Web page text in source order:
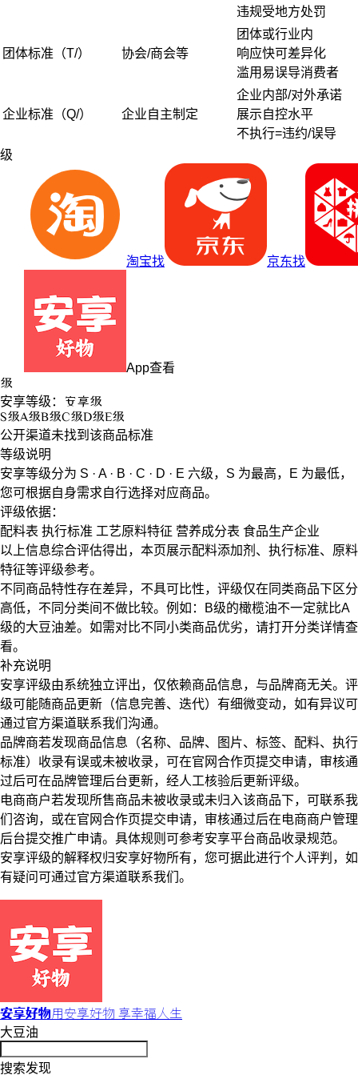
违规受地方处罚
团体标准（T/） 协会/商会等
团体或行业内
响应快可差异化
滥用易误导消费者
企业标准（Q/） 企业自主制定
企业内部/对外承诺
展示自控水平
不执行=违约/误导
级
淘宝找 京东找
App查看
级
安享等级： 安享级
S级A级B级C级D级E级
公开渠道未找到该商品标准
等级说明
安享等级分为 S · A · B · C · D · E 六级， S 为最高， E 为最低，
您可根据自身需求自行选择对应商品。
评级依据：
配料表 执行标准 工艺原料特征 营养成分表 食品生产企业
以上信息综合评估得出，本页展示配料添加剂 、 执行标准、 原料
特征等评级参考。
不同商品特性存在差异，不具可比性，评级仅在 同类商品下区分
高低，不同分类间不做比较。例如：B级的橄榄油不一定就比A
级的大豆油差。如需对比不同小类商品优劣，请打开分类详情查
看。
补充说明
安享评级由系统独立评出，仅依赖商品信息， 与品牌商无关。评
级可能随商品更新（信息完善、迭代）有细微变动，如有异议可
通过官方渠道联系我们沟通。
品牌商若发现商品信息（名称、品牌、图片、标签、配料、执行
标准）收录有误或未被收录，可在官网合作页提交申请，审核通
过后可在品牌管理后台更新，经人工核验后更新评级。
电商商户若发现所售商品未被收录或未归入该商品下，可联系我
们咨询，或在官网合作页提交申请，审核通过后在电商商户管理
后台提交推广申请。具体规则可参考安享平台商品收录规范。
安享评级的解释权归安享好物所有，您可据此进行个人评判，如
有疑问可通过官方渠道联系我们。
安享好物用安享好物 享幸福人生
大豆油
搜索发现